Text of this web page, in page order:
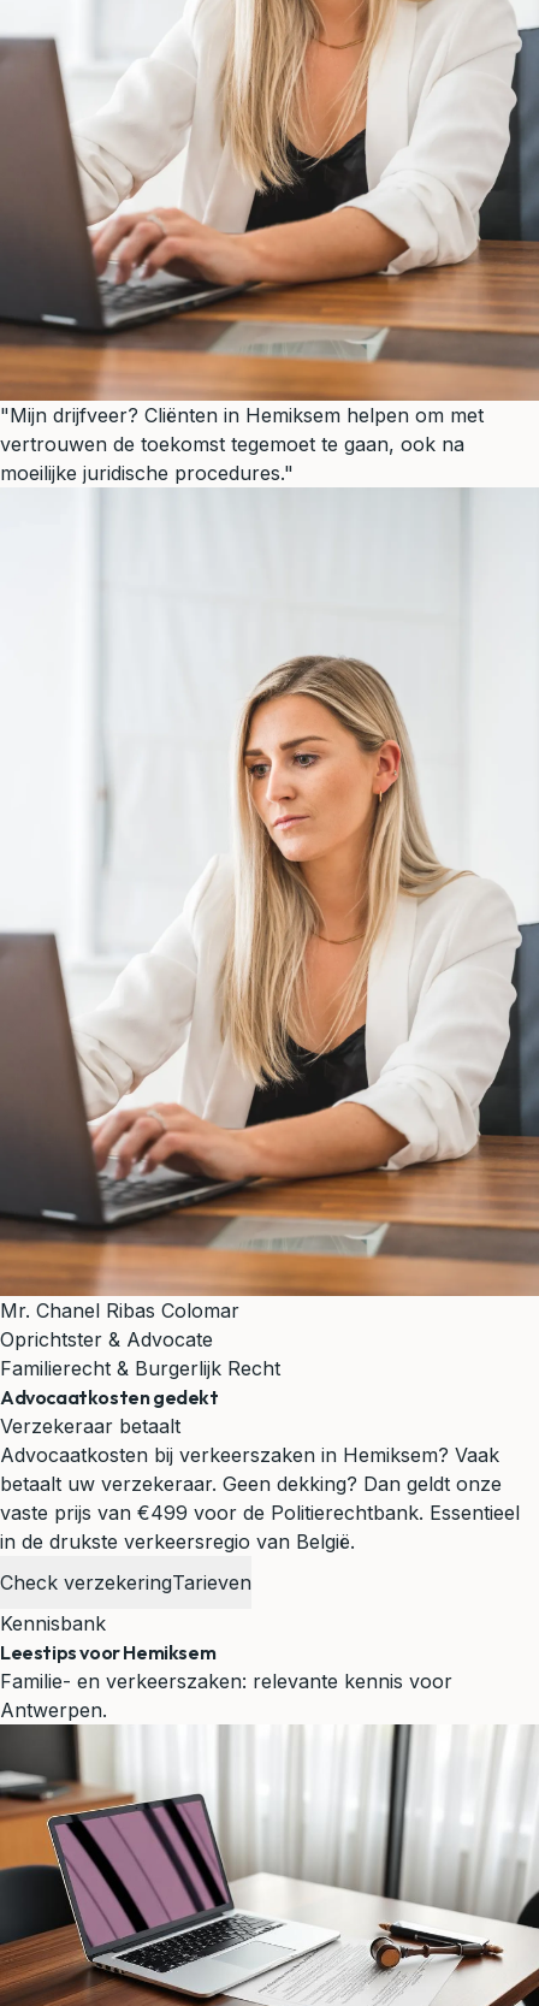
"Mijn drijfveer? Cliënten in Hemiksem helpen om met
vertrouwen de toekomst tegemoet te gaan, ook na
moeilijke juridische procedures."
Mr. Chanel Ribas Colomar
Oprichtster & Advocate
Familierecht & Burgerlijk Recht
Advocaatkosten gedekt
Verzekeraar betaalt
Advocaatkosten bij verkeerszaken in Hemiksem? Vaak
betaalt uw verzekeraar. Geen dekking? Dan geldt onze
vaste prijs van €499 voor de Politierechtbank. Essentieel
in de drukste verkeersregio van België.
Check verzekeringTarieven
Kennisbank
Leestips voor Hemiksem
Familie- en verkeerszaken: relevante kennis voor
Antwerpen.